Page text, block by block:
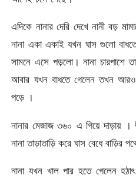
এদিকে নানার দেরি দেখে নানী বড়
নানা একা একাই যখন ঘাস গুলো
সামনে এসে পড়লো। নানা চারপাশে
আবার যখন বাধতে গেলেন তখন
পড়ে ।
নানার মেজাজ ৩৬০ এ গিয়ে দাড়ায়
নানা তাড়াতাড়ি করে ঘাস বেধে বাড়ির
নানা যখন খাল পার হতে গেলেন